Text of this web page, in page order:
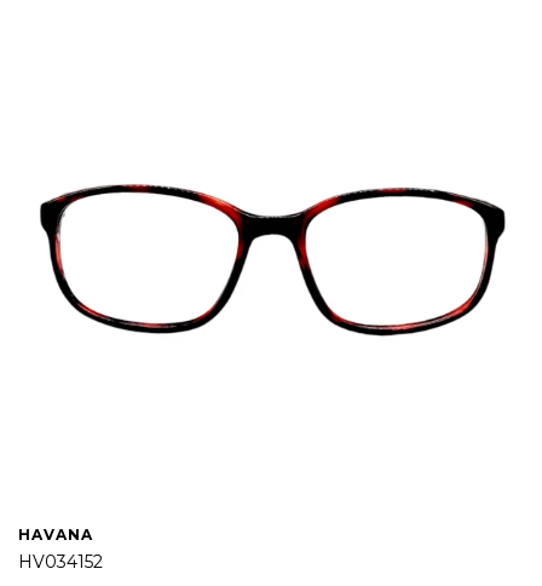
HAVANA
HV034152